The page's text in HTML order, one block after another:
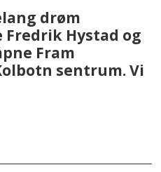
drøm
Hystad og
Fram
sentrum. Vi